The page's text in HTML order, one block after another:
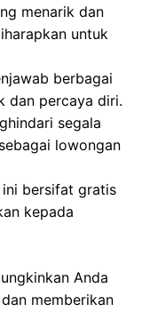
menarik dan
untuk
berbagai
dan percaya diri.
segala
lowongan
ini bersifat gratis
kepada
Anda
memberikan